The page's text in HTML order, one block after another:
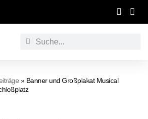
» Banner und Großplakat Musical